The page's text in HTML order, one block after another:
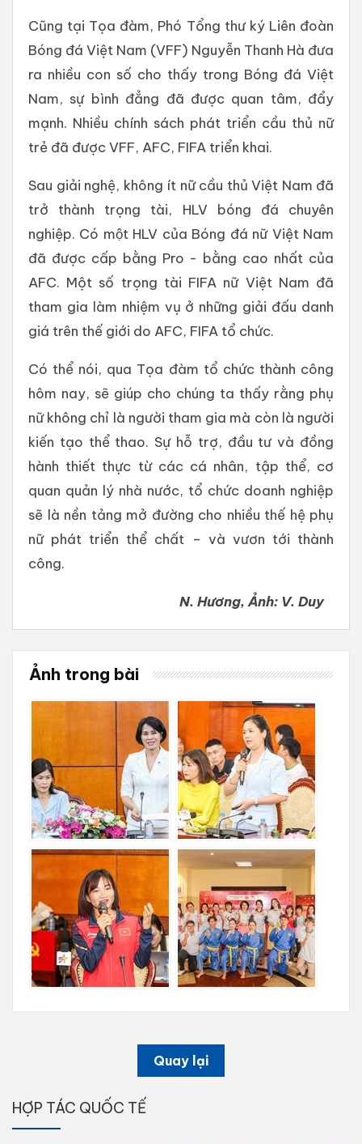
Cũng tại Tọa đàm, Phó Tổng thư ký Liên đoàn
Bóng đá Việt Nam (VFF) Nguyễn Thanh Hà đưa
ra nhiều con số cho thấy trong Bóng đá Việt
Nam, sự bình đẳng đã được quan tâm, đẩy
mạnh. Nhiều chính sách phát triển cầu thủ nữ
trẻ đã được VFF, AFC, FIFA triển khai.
Sau giải nghệ, không ít nữ cầu thủ Việt Nam đã
trở thành trọng tài, HLV bóng đá chuyên
nghiệp. Có một HLV của Bóng đá nữ Việt Nam
đã được cấp bằng Pro - bằng cao nhất của
AFC. Một số trọng tài FIFA nữ Việt Nam đã
tham gia làm nhiệm vụ ở những giải đấu danh
giá trên thế giới do AFC, FIFA tổ chức.
Có thể nói, qua Tọa đàm tổ chức thành công
hôm nay, sẽ giúp cho chúng ta thấy rằng phụ
nữ không chỉ là người tham gia mà còn là người
kiến tạo thể thao. Sự hỗ trợ, đầu tư và đồng
hành thiết thực từ các cá nhân, tập thể, cơ
quan quản lý nhà nước, tổ chức doanh nghiệp
sẽ là nền tảng mở đường cho nhiều thế hệ phụ
nữ phát triển thể chất – và vươn tới thành
công.
N. Hương, Ảnh: V. Duy
Ảnh trong bài
Quay lại
HỢP TÁC QUỐC TẾ